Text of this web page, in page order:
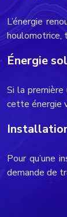
L’énergie
houlomotrice,
Énergie
Si la
cette énergie
Pour qu’une
demande de